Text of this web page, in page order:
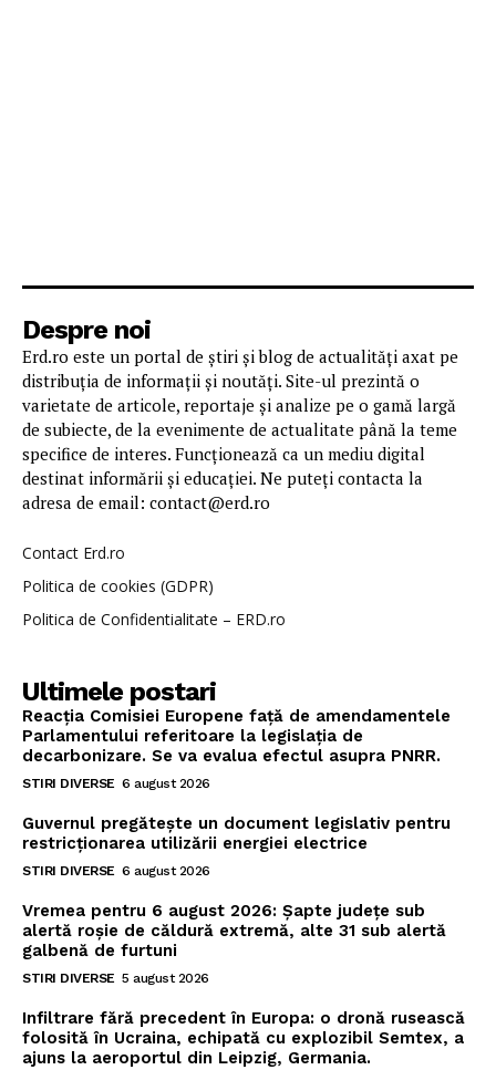
Despre noi
Erd.ro este un portal de știri și blog de actualități axat pe
distribuția de informații și noutăți. Site-ul prezintă o
varietate de articole, reportaje și analize pe o gamă largă
de subiecte, de la evenimente de actualitate până la teme
specifice de interes. Funcționează ca un mediu digital
destinat informării și educației. Ne puteți contacta la
adresa de email: contact@erd.ro
Contact Erd.ro
Politica de cookies (GDPR)
Politica de Confidentialitate – ERD.ro
Ultimele postari
Reacția Comisiei Europene față de amendamentele
Parlamentului referitoare la legislația de
decarbonizare. Se va evalua efectul asupra PNRR.
STIRI DIVERSE 6 august 2026
Guvernul pregătește un document legislativ pentru
restricționarea utilizării energiei electrice
STIRI DIVERSE 6 august 2026
Vremea pentru 6 august 2026: Șapte județe sub
alertă roșie de căldură extremă, alte 31 sub alertă
galbenă de furtuni
STIRI DIVERSE 5 august 2026
Infiltrare fără precedent în Europa: o dronă rusească
folosită în Ucraina, echipată cu explozibil Semtex, a
ajuns la aeroportul din Leipzig, Germania.